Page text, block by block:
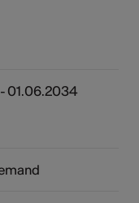
01.06.2034